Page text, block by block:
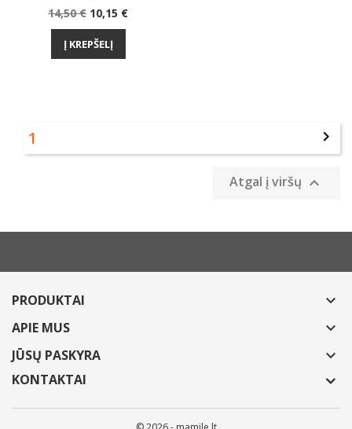
Bazinė
kaina
14,50 € Kaina
10,15 €
Į KREPŠELĮ
1 
Atgal į viršų 
PRODUKTAI 
APIE MUS 
JŪSŲ PASKYRA 
KONTAKTAI